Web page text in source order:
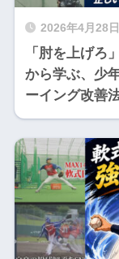
2026年4月28日
「肘を上げろ
から学ぶ、少
ーイング改善